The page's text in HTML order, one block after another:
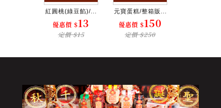
紅圓桃(綠豆餡)/...
優惠價 $13
定價 $15
元寶蛋糕/整箱販...
優惠價 $150
定價 $250